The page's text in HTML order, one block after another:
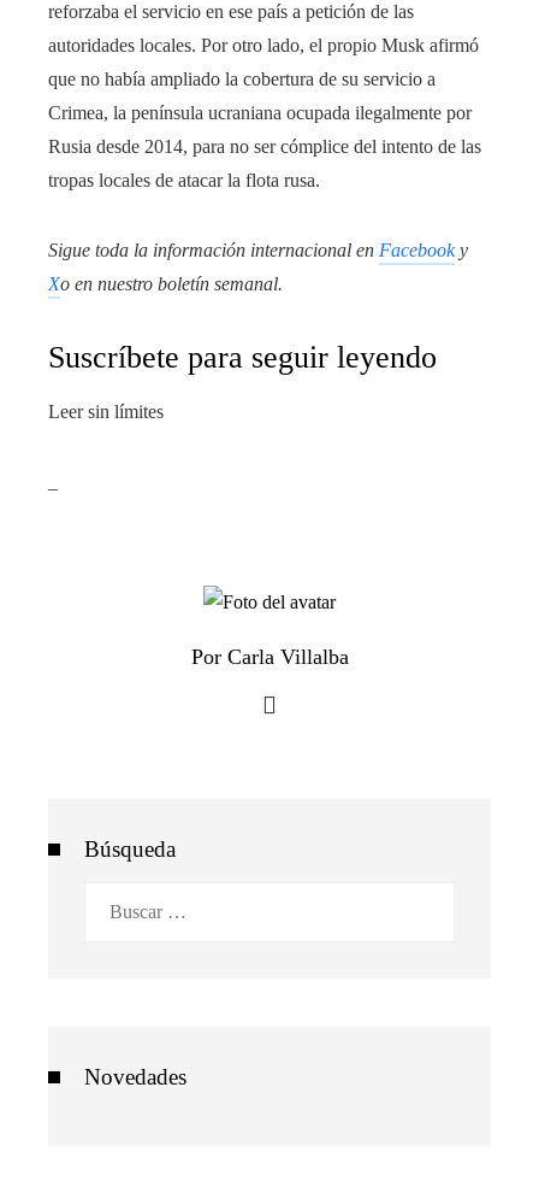
reforzaba el servicio en ese país a petición de las
autoridades locales. Por otro lado, el propio Musk afirmó
que no había ampliado la cobertura de su servicio a
Crimea, la península ucraniana ocupada ilegalmente por
Rusia desde 2014, para no ser cómplice del intento de las
tropas locales de atacar la flota rusa.
Sigue toda la información internacional en Facebooky
Xo en nuestro boletín semanal.
Suscríbete para seguir leyendo
Leer sin límites
Por Carla Villalba
Búsqueda
Novedades